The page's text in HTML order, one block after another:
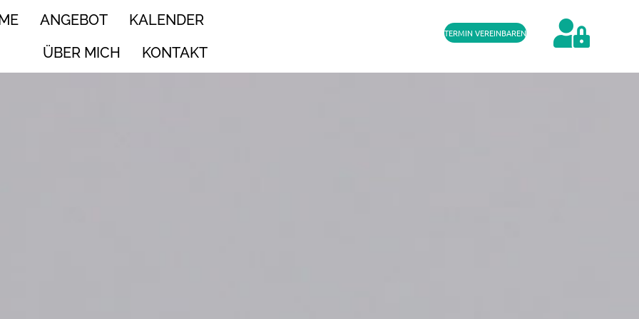
ANGEBOT
KALENDER
ÜBER MICH
KONTAKT
TERMIN VEREINBAREN